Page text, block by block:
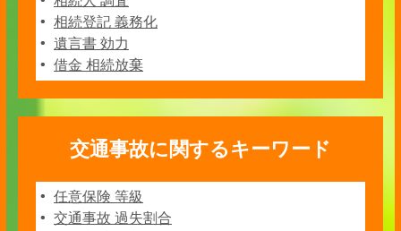
相続登記 義務化
遺言書 効力
借金 相続放棄
交通事故に関するキーワード
任意保険 等級
交通事故 過失割合